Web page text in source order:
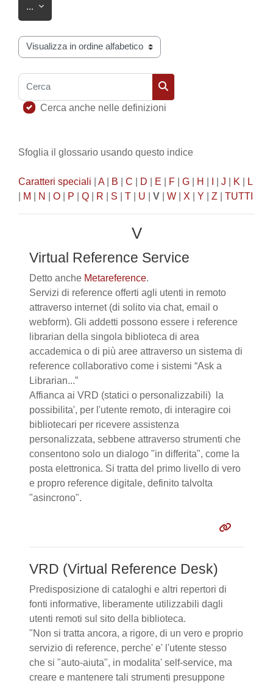
... Esporta voci
Sfoglia il glossario usando questo indice
Cerca
Cerca
Cerca anche nelle definizioni
Sfoglia il glossario usando questo indice
Caratteri speciali A B C D E F G H J K
L
M N O P Q R S T U V W X Y Z TUTTI
V
Virtual Reference Service
Detto anche Metareference.
Servizi di reference offerti agli utenti in remoto
attraverso internet (di solito via chat, email o
webform). Gli addetti possono essere i reference
librarian della singola biblioteca di area
accademica o di più aree attraverso un sistema di
reference collaborativo come i sistemi “Ask a
Librarian...”
Affianca ai VRD (statici o personalizzabili) la
possibilita', per l'utente remoto, di interagire coi
bibliotecari per ricevere assistenza
personalizzata, sebbene attraverso strumenti che
consentono solo un dialogo "in differita", come la
posta elettronica. Si tratta del primo livello di vero
e propro reference digitale, definito talvolta
"asincrono".
VRD (Virtual Reference Desk)
Predisposizione di cataloghi e altri repertori di
fonti informative, liberamente utilizzabili dagli
utenti remoti sul sito della biblioteca.
"Non si tratta ancora, a rigore, di un vero e proprio
servizio di reference, perche' e' l'utente stesso
che si "auto-aiuta", in modalita' self-service, ma
creare e mantenere tali strumenti presuppone